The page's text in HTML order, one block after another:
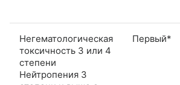
Негематологическая
токсичность 3 или 4
степени
Нейтропения 3
Первый*